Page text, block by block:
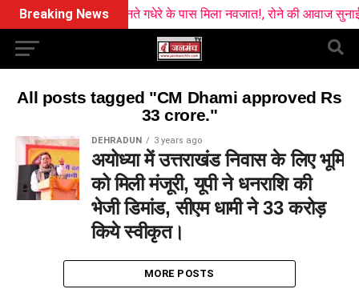
Breaking Newsउफनते गधेरे के पास मिला नवजात!, रोने की आवाज सुनाई देने
All posts tagged "CM Dhami approved Rs
33 crore."
DEHRADUN 3 years ago
अयोध्या में उत्तराखंड निवास के लिए भूमि
को मिली मंजूरी, यूपी ने धनराशि की
भेजी डिमांड, सीएम धामी ने 33 करोड़
किये स्वीकृत।
MORE POSTS